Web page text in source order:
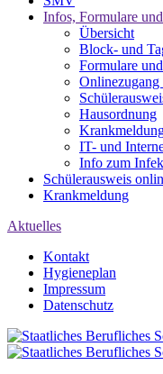
Infos, Formulare
Übersicht
Block- und
Formulare
Hausordnung
IT- und
Info zum
Schülerausweis
Krankmeldung
Aktuelles
Kontakt
Hygieneplan
Impressum
Datenschutz